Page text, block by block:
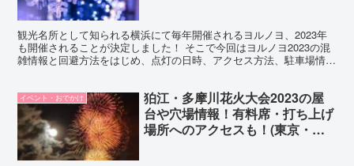
観光名所として知られる横浜にて毎年開催されるヨルノヨ、2023年
も開催されることが決定しました！ そこで今回はヨルノヨ2023の混
雑情報と回避方法をはじめ、点灯の日時、アクセス方法、駐車場情
イベント・おでかけ
狛江・多摩川花火大会2023の屋
台や穴場情報！有料席・打ち上げ
場所へのアクセスも！(東京・神